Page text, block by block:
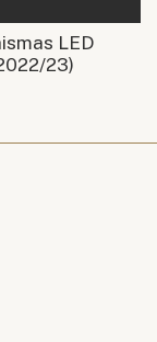
LED
23)